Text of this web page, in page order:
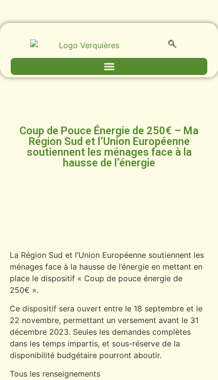
Coup de Pouce Énergie de 250€ – Ma
Région Sud et l’Union Européenne
soutiennent les ménages face à la
hausse de l’énergie
La Région Sud et l’Union Européenne soutiennent les
ménages face à la hausse de l’énergie en mettant en
place le dispositif « Coup de pouce énergie de
250€ ».
Ce dispositif sera ouvert entre le 18 septembre et le
22 novembre, permettant un versement avant le 31
décembre 2023. Seules les demandes complètes
dans les temps impartis, et sous-réserve de la
disponibilité budgétaire pourront aboutir.
Tous les renseignements